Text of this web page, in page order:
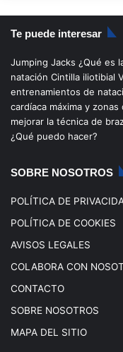
S
c
b
o
Te puede interesar
Jumping Jacks ¿Qué es
natación Cintilla iliotibial
entrenamientos de
cardíaca máxima y
mejorar la técnica de
¿Qué puedo hacer?
SOBRE NOSOTROS
POLÍTICA DE
POLÍTICA DE COOKIES
AVISOS LEGALES
COLABORA CON
CONTACTO
SOBRE NOSOTROS
MAPA DEL SITIO